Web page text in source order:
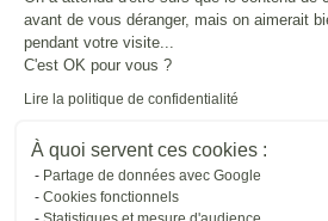
avant de vous déranger, mais on aimerait
pendant votre visite...
C'est OK pour vous ?
Lire la politique de confidentialité
À quoi servent ces cookies :
Partage de données avec Google
Cookies fonctionnels
Crédits Agence de
Droit à l'oubli